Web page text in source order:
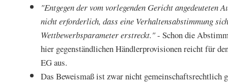
"Entgegen der vom vorlegenden Gericht angedeuteten
nicht erforderlich, dass eine Verhaltensabstimmung
Wettbewerbsparameter erstreckt."- Schon die
hier gegenständlichen Händlerprovisionen reicht für
EG aus.
Das Beweismaß ist zwar nicht gemeinschaftsrechtlich